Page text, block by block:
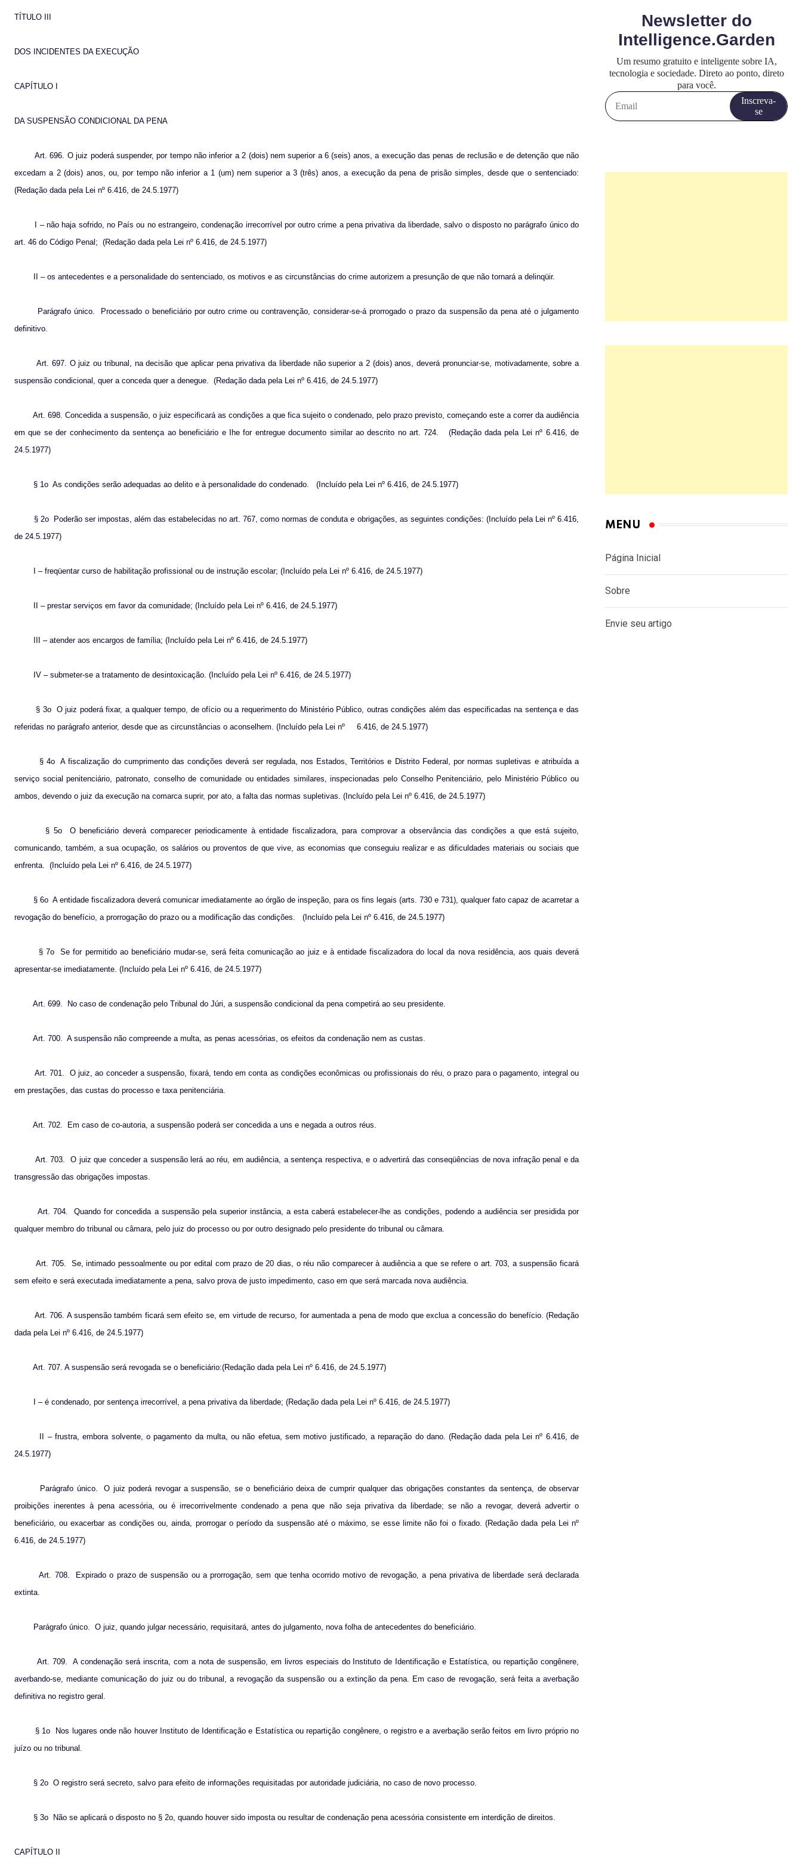
TÍTULO III
DOS INCIDENTES DA EXECUÇÃO
CAPÍTULO I
DA SUSPENSÃO CONDICIONAL DA PENA
Art. 696. O juiz poderá suspender, por tempo não inferior a 2 (dois) nem superior a 6 (seis) anos, a execução das penas de reclusão e de detenção que não
excedam a 2 (dois) anos, ou, por tempo não inferior a 1 (um) nem superior a 3 (três) anos, a execução da pena de prisão simples, desde que o sentenciado:
(Redação dada pela Lei nº 6.416, de 24.5.1977)
I – não haja sofrido, no País ou no estrangeiro, condenação irrecorrível por outro crime a pena privativa da liberdade, salvo o disposto no parágrafo único do
art. 46 do Código Penal; (Redação dada pela Lei nº 6.416, de 24.5.1977)
II – os antecedentes e a personalidade do sentenciado, os motivos e as circunstâncias do crime autorizem a presunção de que não tornará a delinqüir.
Parágrafo único.
Processado o beneficiário por outro crime ou contravenção, considerar-se-á prorrogado o prazo da suspensão da pena até o julgamento
definitivo.
Art. 697. O juiz ou tribunal, na decisão que aplicar pena privativa da liberdade não superior a 2 (dois) anos, deverá pronunciar-se, motivadamente, sobre a
suspensão condicional, quer a conceda quer a denegue.
(Redação dada pela Lei nº 6.416, de 24.5.1977)
Art. 698. Concedida a suspensão, o juiz especificará as condições a que fica sujeito o condenado, pelo prazo previsto, começando este a correr da audiência
em que se der conhecimento da sentença ao beneficiário e Ihe for entregue documento similar ao descrito no art. 724.
(Redação dada pela Lei nº 6.416, de
24.5.1977)
§ 1o As condições serão adequadas ao delito e à personalidade do condenado. (Incluído pela Lei nº 6.416, de 24.5.1977)
§ 2o
Poderão ser impostas, além das estabelecidas no art. 767, como normas de conduta e obrigações, as seguintes condições: (Incluído pela Lei nº 6.416,
de 24.5.1977)
I – freqüentar curso de habilitação profissional ou de instrução escolar; (Incluído pela Lei nº 6.416, de 24.5.1977)
II – prestar serviços em favor da comunidade; (Incluído pela Lei nº 6.416, de 24.5.1977)
III – atender aos encargos de família; (Incluído pela Lei nº 6.416, de 24.5.1977)
IV – submeter-se a tratamento de desintoxicação. (Incluído pela Lei nº 6.416, de 24.5.1977)
§ 3o
O juiz poderá fixar, a qualquer tempo, de ofício ou a requerimento do Ministério Público, outras condições além das especificadas na sentença e das
referidas no parágrafo anterior, desde que as circunstâncias o aconselhem. (Incluído pela Lei nº
6.416, de 24.5.1977)
§ 4o
A fiscalização do cumprimento das condições deverá ser regulada, nos Estados, Territórios e Distrito Federal, por normas supletivas e atribuída a
serviço social penitenciário, patronato, conselho de comunidade ou entidades similares, inspecionadas pelo Conselho Penitenciário, pelo Ministério Público ou
ambos, devendo o juiz da execução na comarca suprir, por ato, a falta das normas supletivas. (Incluído pela Lei nº 6.416, de 24.5.1977)
§ 5o
O beneficiário deverá comparecer periodicamente à entidade fiscalizadora, para comprovar a observância das condições a que está sujeito,
comunicando, também, a sua ocupação, os salários ou proventos de que vive, as economias que conseguiu realizar e as dificuldades materiais ou sociais que
enfrenta.
(Incluído pela Lei nº 6.416, de 24.5.1977)
§ 6o A entidade fiscalizadora deverá comunicar imediatamente ao órgão de inspeção, para os fins legais (arts. 730 e 731), qualquer fato capaz de acarretar a
revogação do benefício, a prorrogação do prazo ou a modificação das condições.
(Incluído pela Lei nº 6.416, de 24.5.1977)
§ 7o
Se for permitido ao beneficiário mudar-se, será feita comunicação ao juiz e à entidade fiscalizadora do local da nova residência, aos quais deverá
apresentar-se imediatamente. (Incluído pela Lei nº 6.416, de 24.5.1977)
Art. 699. No caso de condenação pelo Tribunal do Júri, a suspensão condicional da pena competirá ao seu presidente.
Art. 700. A suspensão não compreende a multa, as penas acessórias, os efeitos da condenação nem as custas.
Art. 701.
O juiz, ao conceder a suspensão, fixará, tendo em conta as condições econômicas ou profissionais do réu, o prazo para o pagamento, integral ou
em prestações, das custas do processo e taxa penitenciária.
Art. 702. Em caso de co-autoria, a suspensão poderá ser concedida a uns e negada a outros réus.
Art. 703.
O juiz que conceder a suspensão lerá ao réu, em audiência, a sentença respectiva, e o advertirá das conseqüências de nova infração penal e da
transgressão das obrigações impostas.
Art. 704.
Quando for concedida a suspensão pela superior instância, a esta caberá estabelecer-lhe as condições, podendo a audiência ser presidida por
qualquer membro do tribunal ou câmara, pelo juiz do processo ou por outro designado pelo presidente do tribunal ou câmara.
Art. 705.
Se, intimado pessoalmente ou por edital com prazo de 20 dias, o réu não comparecer à audiência a que se refere o art. 703, a suspensão ficará
sem efeito e será executada imediatamente a pena, salvo prova de justo impedimento, caso em que será marcada nova audiência.
Art. 706. A suspensão também ficará sem efeito se, em virtude de recurso, for aumentada a pena de modo que exclua a concessão do benefício. (Redação
dada pela Lei nº 6.416, de 24.5.1977)
Art. 707. A suspensão será revogada se o beneficiário:(Redação dada pela Lei nº 6.416, de 24.5.1977)
I – é condenado, por sentença irrecorrível, a pena privativa da liberdade; (Redação dada pela Lei nº 6.416, de 24.5.1977)
II – frustra, embora solvente, o pagamento da multa, ou não efetua, sem motivo justificado, a reparação do dano. (Redação dada pela Lei nº 6.416, de
24.5.1977)
Parágrafo único.
O juiz poderá revogar a suspensão, se o beneficiário deixa de cumprir qualquer das obrigações constantes da sentença, de observar
proibições inerentes à pena acessória, ou é irrecorrivelmente condenado a pena que não seja privativa da liberdade; se não a revogar, deverá advertir o
beneficiário, ou exacerbar as condições ou, ainda, prorrogar o período da suspensão até o máximo, se esse limite não foi o fixado. (Redação dada pela Lei nº
6.416, de 24.5.1977)
Art. 708.
Expirado o prazo de suspensão ou a prorrogação, sem que tenha ocorrido motivo de revogação, a pena privativa de liberdade será declarada
extinta.
Parágrafo único. O juiz, quando julgar necessário, requisitará, antes do julgamento, nova folha de antecedentes do beneficiário.
Art. 709.
A condenação será inscrita, com a nota de suspensão, em livros especiais do Instituto de Identificação e Estatística, ou repartição congênere,
averbando-se, mediante comunicação do juiz ou do tribunal, a revogação da suspensão ou a extinção da pena. Em caso de revogação, será feita a averbação
definitiva no registro geral.
§ 1o
Nos lugares onde não houver Instituto de Identificação e Estatística ou repartição congênere, o registro e a averbação serão feitos em livro próprio no
juízo ou no tribunal.
§ 2o O registro será secreto, salvo para efeito de informações requisitadas por autoridade judiciária, no caso de novo processo.
§ 3o Não se aplicará o disposto no § 2o, quando houver sido imposta ou resultar de condenação pena acessória consistente em interdição de direitos.
CAPÍTULO II